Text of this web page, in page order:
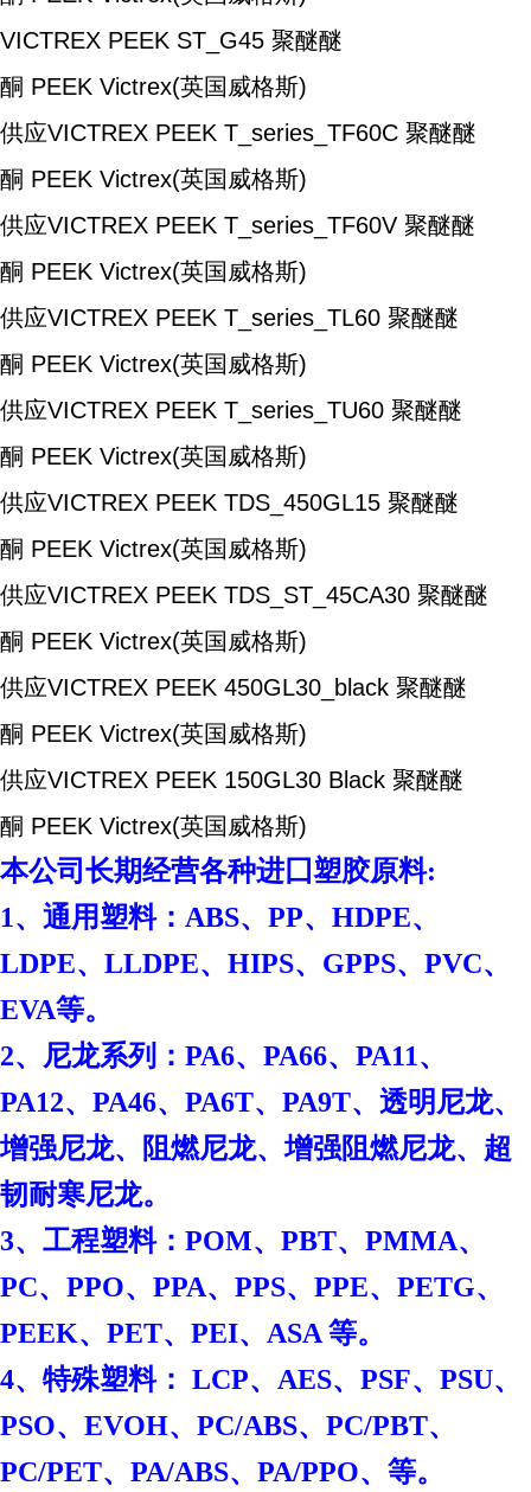
VICTREX PEEK ST_G45 聚醚醚
酮 PEEK Victrex(英国威格斯)
供应VICTREX PEEK T_series_TF60C 聚醚醚
酮 PEEK Victrex(英国威格斯)
供应VICTREX PEEK T_series_TF60V 聚醚醚
酮 PEEK Victrex(英国威格斯)
供应VICTREX PEEK T_series_TL60 聚醚醚
酮 PEEK Victrex(英国威格斯)
供应VICTREX PEEK T_series_TU60 聚醚醚
酮 PEEK Victrex(英国威格斯)
供应VICTREX PEEK TDS_450GL15 聚醚醚
酮 PEEK Victrex(英国威格斯)
供应VICTREX PEEK TDS_ST_45CA30 聚醚醚
酮 PEEK Victrex(英国威格斯)
供应VICTREX PEEK 450GL30_black 聚醚醚
酮 PEEK Victrex(英国威格斯)
供应VICTREX PEEK 150GL30 Black 聚醚醚
酮 PEEK Victrex(英国威格斯)
本公司长期经营各种进囗塑胶原料:
1、通用塑料：ABS、PP、HDPE、
LDPE、LLDPE、HIPS、GPPS、PVC、
EVA等。
2、尼龙系列：PA6、PA66、PA11、
PA12、PA46、PA6T、PA9T、透明尼龙、
增强尼龙、阻燃尼龙、增强阻燃尼龙、超
韧耐寒尼龙。
3、工程塑料：POM、PBT、PMMA、
PC、PPO、PPA、PPS、PPE、PETG、
PEEK、PET、PEI、ASA 等。
4、特殊塑料： LCP、AES、PSF、PSU、
PSO、EVOH、PC/ABS、PC/PBT、
PC/PET、PA/ABS、PA/PPO、等。